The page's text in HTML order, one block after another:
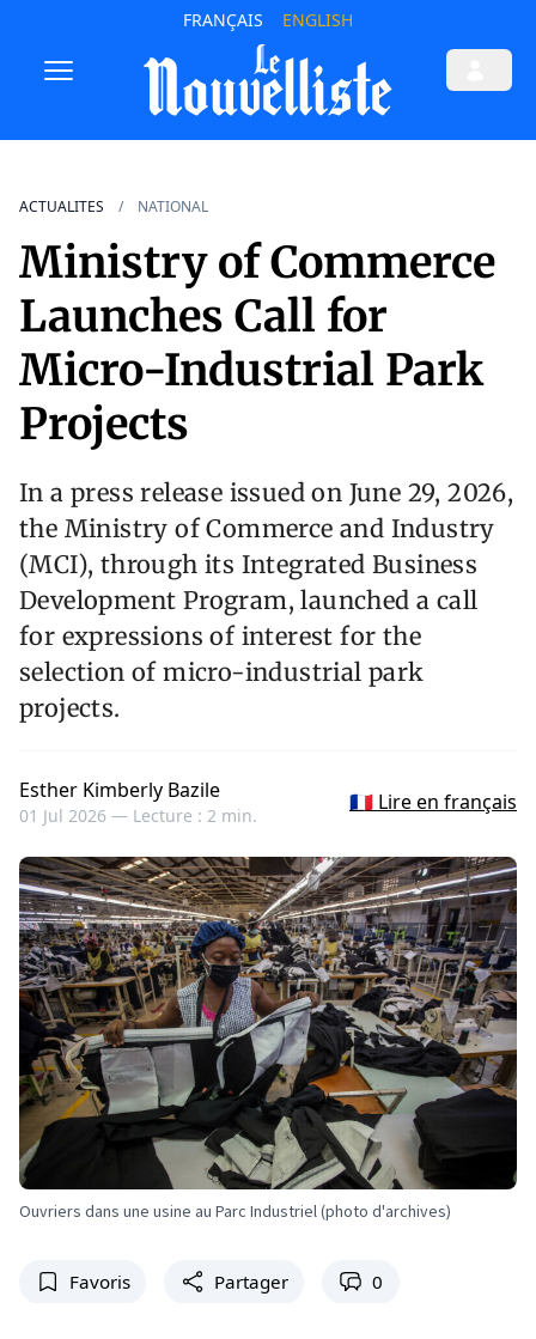
FRANÇAIS ENGLISH
ACTUALITES NATIONAL
Ministry of Commerce
Launches Call for
Micro-Industrial Park
Projects
In a press release issued on June 29, 2026,
the Ministry of Commerce and Industry
(MCI), through its Integrated Business
Development Program, launched a call
for expressions of interest for the
selection of micro-industrial park
projects.
Esther Kimberly Bazile
01 Jul 2026 — Lecture : 2 min.
🇫🇷 Lire en français
Ouvriers dans une usine au Parc Industriel (photo d'archives)
Favoris Partager 0